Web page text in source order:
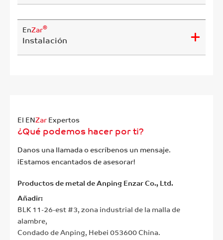
EnZar®
Instalación
El ENZarExpertos
¿Qué podemos hacer por ti?
Danos una llamada o escríbenos un mensaje.
¡Estamos encantados de asesorar!
Productos de metal de Anping Enzar Co., Ltd.
Añadir:
BLK 11-26-est #3, zona industrial de la malla de
alambre,
Condado de Anping, Hebei 053600 China.